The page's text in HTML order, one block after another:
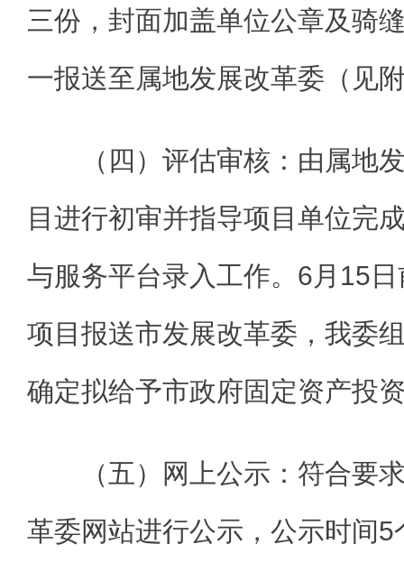
三份，封面加盖单位公章及骑
一报送至属地发展改革委（见
（四）评估审核：由属地
目进行初审并指导项目单位完
与服务平台录入工作。6月15
项目报送市发展改革委，我委
确定拟给予市政府固定资产投
（五）网上公示：符合要
革委网站进行公示，公示时间5